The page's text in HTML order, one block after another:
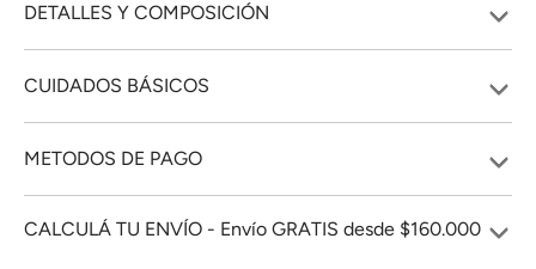
DETALLES Y COMPOSICIÓN
CUIDADOS BÁSICOS
METODOS DE PAGO
CALCULÁ TU ENVÍO - Envío GRATIS desde $160.000